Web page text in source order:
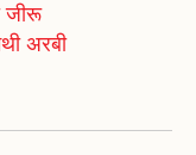
जीरू
अरबी